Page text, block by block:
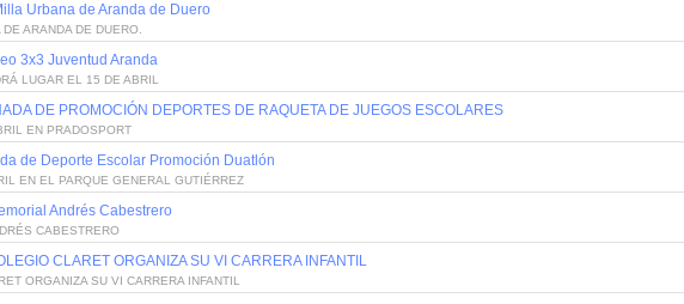
Urbana de Aranda de Duero
ARANDA DE DUERO.
3x3 Juventud Aranda
LUGAR EL 15 DE ABRIL
DE PROMOCIÓN DEPORTES DE RAQUETA DE JUEGOS ESCOLARES
EN PRADOSPORT
de Deporte Escolar Promoción Duatlón
EN EL PARQUE GENERAL GUTIÉRREZ
Andrés Cabestrero
CABESTRERO
CLARET ORGANIZA SU VI CARRERA INFANTIL
ORGANIZA SU VI CARRERA INFANTIL